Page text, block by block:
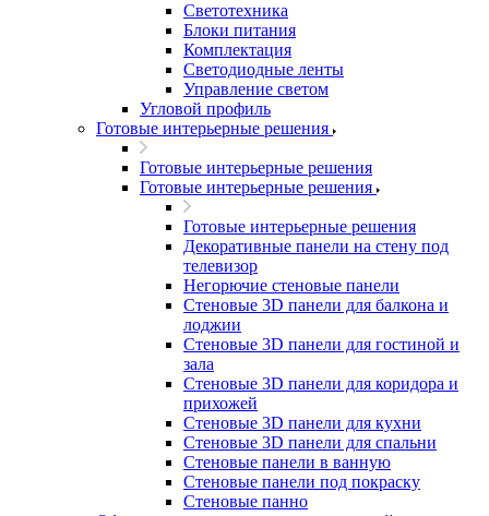
Светотехника
Блоки питания
Комплектация
Светодиодные ленты
Управление светом
Угловой профиль
Готовые интерьерные решения
Готовые интерьерные решения
Готовые интерьерные решения
Готовые интерьерные решения
Декоративные панели на стену под
телевизор
Негорючие стеновые панели
Стеновые 3D панели для балкона и
лоджии
Стеновые 3D панели для гостиной и
зала
Стеновые 3D панели для коридора и
прихожей
Стеновые 3D панели для кухни
Стеновые 3D панели для спальни
Стеновые панели в ванную
Стеновые панели под покраску
Стеновые панно